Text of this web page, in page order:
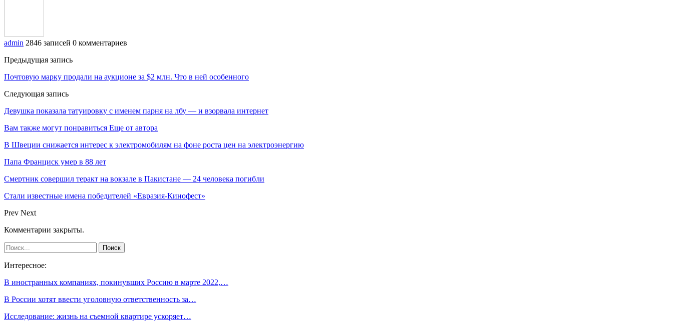
admin 2846 записей 0 комментариев
Предыдущая запись
Почтовую марку продали на аукционе за $2 млн. Что в ней особенного
Следующая запись
Девушка показала татуировку с именем парня на лбу — и взорвала интернет
Вам также могут понравиться Еще от автора
В Швеции снижается интерес к электромобилям на фоне роста цен на электроэнергию
Папа Франциск умер в 88 лет
Смертник совершил теракт на вокзале в Пакистане — 24 человека погибли
Стали известные имена победителей «Евразия-Кинофест»
Prev Next
Комментарии закрыты.
Интересное:
В иностранных компаниях, покинувших Россию в марте 2022,…
В России хотят ввести уголовную ответственность за…
Исследование: жизнь на съемной квартире ускоряет…